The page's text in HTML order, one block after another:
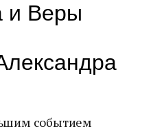
и Веры
событием